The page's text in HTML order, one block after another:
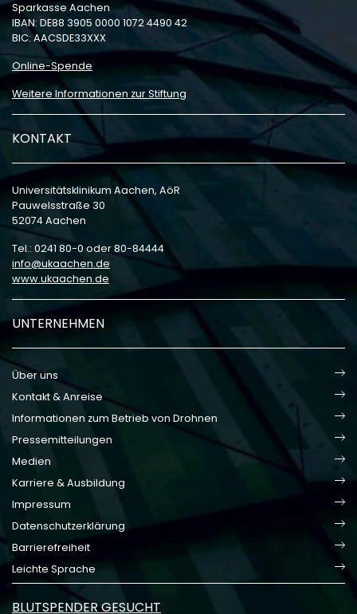
Sparkasse Aachen
IBAN: DE88 3905 0000 1072 4490 42
BIC: AACSDE33XXX
Online-Spende
Weitere Informationen zur Stiftung
KONTAKT
Universitätsklinikum Aachen, AöR
Pauwelsstraße 30
52074 Aachen
Tel.: 0241 80-0 oder 80-84444
info
ukaachen de
www.ukaachen.de
UNTERNEHMEN
Über uns
Kontakt & Anreise
Informationen zum Betrieb von Drohnen
Pressemitteilungen
Medien
Karriere & Ausbildung
Impressum
Datenschutzerklärung
Barrierefreiheit
Leichte Sprache
BLUTSPENDER GESUCHT